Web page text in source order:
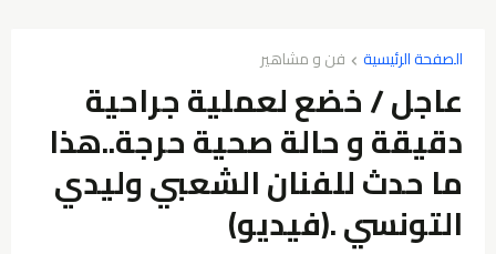
الصفحة الرئيسية فن و مشاهير
عاجل / خضع لعملية جراحية
دقيقة و حالة صحية حرجة..هذا
ما حدث للفنان الشعبي وليدي
التونسي .(فيديو)